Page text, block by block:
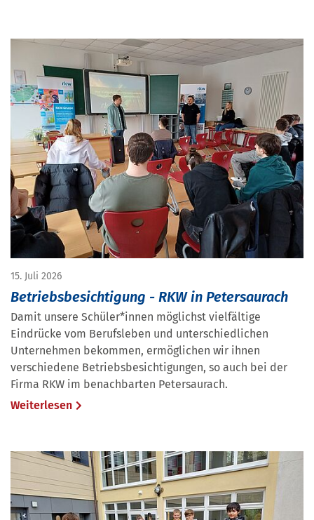
15. Juli 2026
Betriebsbesichtigung - RKW in Petersaurach
Damit unsere Schüler*innen möglichst vielfältige
Eindrücke vom Berufsleben und unterschiedlichen
Unternehmen bekommen, ermöglichen wir ihnen
verschiedene Betriebsbesichtigungen, so auch bei der
Firma RKW im benachbarten Petersaurach.
Weiterlesen